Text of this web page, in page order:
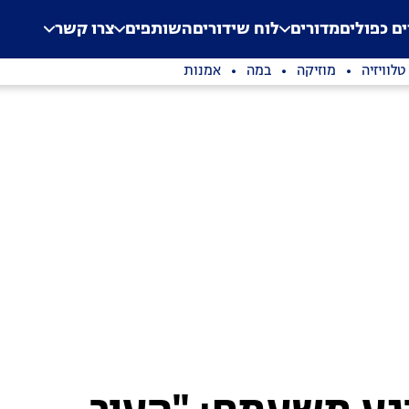
Application error: a
. כפוליםמדורים לוח שידוריםהשותפים צרו קשר
טלוויזיה מוזיקה במה אמנות